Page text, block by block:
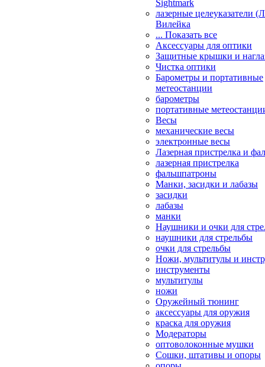
Sightmark
лазерные целеуказатели
Вилейка
... Показать все
Аксессуары для оптики
Защитные крышки и
Чистка оптики
Барометры и портативные
метеостанции
барометры
портативные
Весы
механические весы
электронные весы
Лазерная пристрелка и
лазерная пристрелка
фальшпатроны
Манки, засидки и лабазы
засидки
лабазы
манки
Наушники и очки для
наушники для стрельбы
очки для стрельбы
Ножи, мультитулы и
инструменты
мультитулы
ножи
Оружейный тюнинг
аксессуары для оружия
краска для оружия
Модераторы
оптоволоконные мушки
Сошки, штативы и опоры